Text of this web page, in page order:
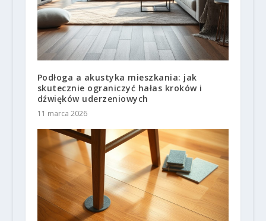
Podłoga a akustyka mieszkania: jak
skutecznie ograniczyć hałas kroków i
dźwięków uderzeniowych
11 marca 2026